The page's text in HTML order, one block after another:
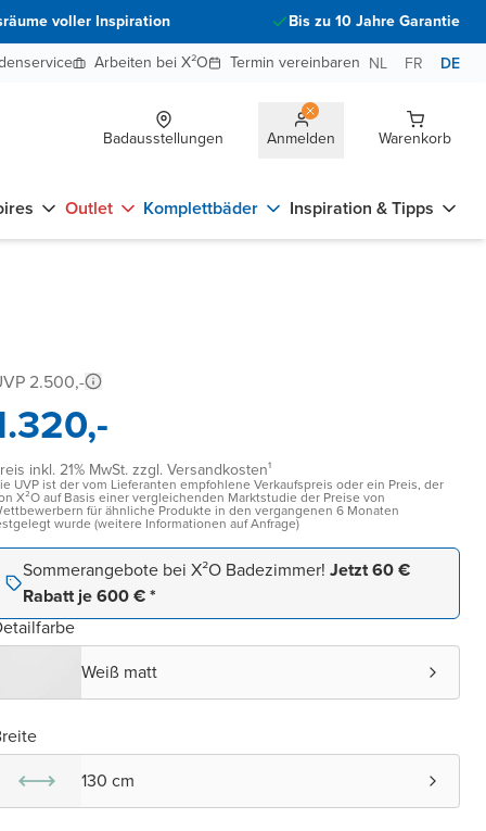
voller Inspiration
Bis zu 10 Jahre Garantie
Arbeiten bei X²O Termin vereinbaren NL FR DE
Badausstellungen Anmelden Warenkorb
Outlet Komplettbäder Inspiration & Tipps
2.500,-
inkl. 21% MwSt. zzgl. Versandkosten¹
UVP ist der vom Lieferanten empfohlene Verkaufspreis oder ein Preis, der
X²O auf Basis einer vergleichenden Marktstudie der Preise von
für ähnliche Produkte in den vergangenen 6 Monaten
wurde (weitere Informationen auf Anfrage)
Sommerangebote bei X²O Badezimmer! Jetzt 60 €
Rabatt je 600 € *
Weiß matt
130 cm